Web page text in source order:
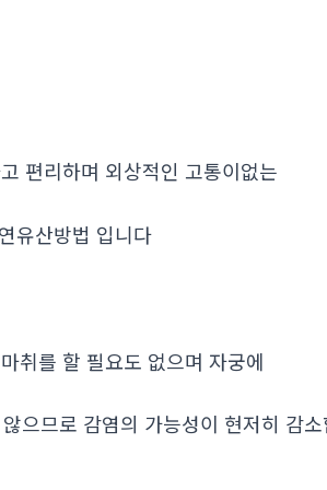
편리하며 외상적인 고통이없는
유산방법 입니다
취를 할 필요도 없으며 자궁에
으므로 감염의 가능성이 현저히 감